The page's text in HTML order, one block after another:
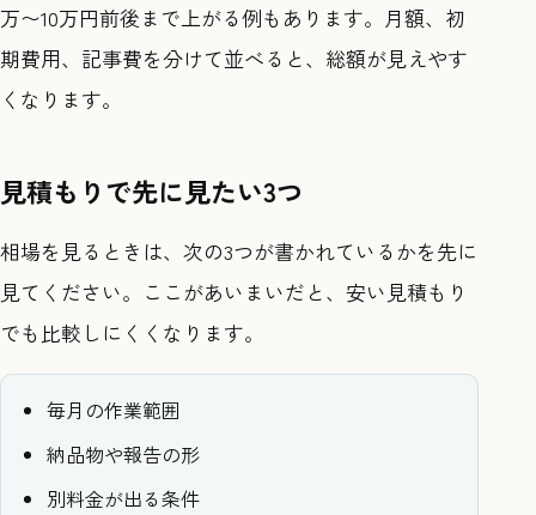
万〜10万円前後まで上がる例もあります。月額、初
期費用、記事費を分けて並べると、総額が見えやす
くなります。
見積もりで先に見たい3つ
相場を見るときは、次の3つが書かれているかを先に
見てください。ここがあいまいだと、安い見積もり
でも比較しにくくなります。
毎月の作業範囲
納品物や報告の形
別料金が出る条件